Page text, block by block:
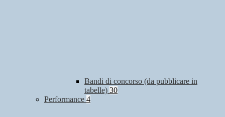
Bandi di concorso (da pubblicare in
tabelle) 30
Performance 4